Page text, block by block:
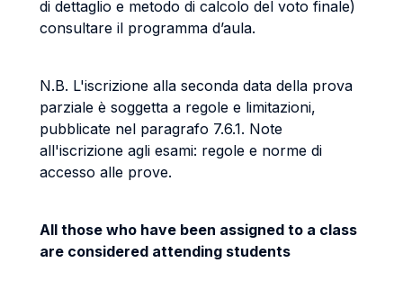
di dettaglio e metodo di calcolo del voto finale)
consultare il programma d’aula.
N.B. L'iscrizione alla seconda data della prova
parziale è soggetta a regole e limitazioni,
pubblicate nel paragrafo 7.6.1. Note
all'iscrizione agli esami: regole e norme di
accesso alle prove.
All those who have been assigned to a class
are considered attending students